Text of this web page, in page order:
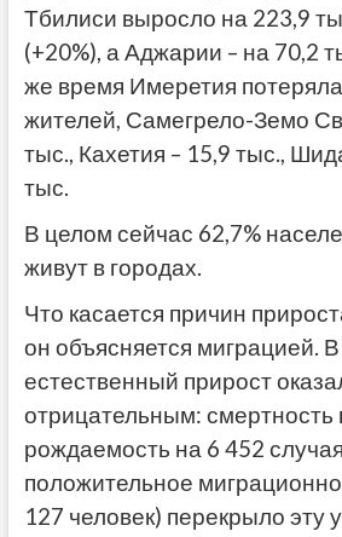
Тбилиси выросло на 223,9
(+20%), а Аджарии – на 70,2
же время Имеретия
жителей, Самегрело-Земо
тыс., Кахетия – 15,9 тыс.,
тыс.
В целом сейчас 62,7%
живут в городах.
Что касается причин
он объясняется миграцией.
естественный прирост
отрицательным: смертность
рождаемость на 6 452
положительное
127 человек) перекрыло эту